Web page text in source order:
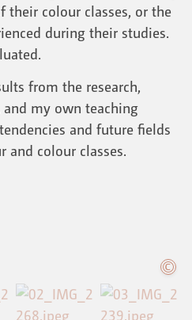
their colour classes, or the
during their studies.
from the research,
my own teaching
and future fields
and colour classes.